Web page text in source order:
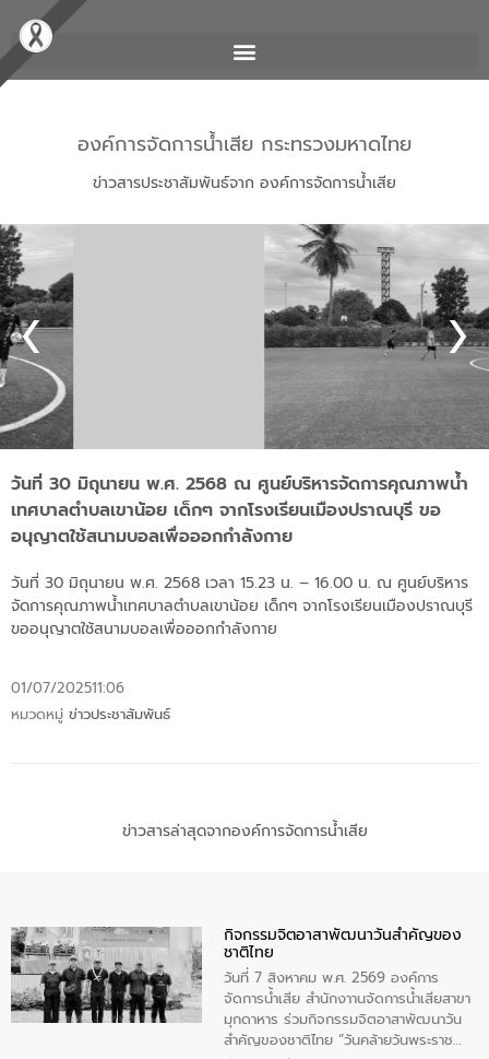
องค์การจัดการน้ำเสีย กระทรวงมหาดไทย
ข่าวสารประชาสัมพันธ์จาก องค์การจัดการน้ำเสีย
วันที่ 30 มิถุนายน พ.ศ. 2568 ณ ศูนย์บริหารจัดการคุณภาพน้ำ
เทศบาลตำบลเขาน้อย เด็กๆ จากโรงเรียนเมืองปราณบุรี ขอ
อนุญาตใช้สนามบอลเพื่อออกกำลังกาย
วันที่ 30 มิถุนายน พ.ศ. 2568 เวลา 15.23 น. – 16.00 น. ณ ศูนย์บริหาร
จัดการคุณภาพน้ำเทศบาลตำบลเขาน้อย เด็กๆ จากโรงเรียนเมืองปราณบุรี
ขออนุญาตใช้สนามบอลเพื่อออกกำลังกาย
01/07/202511:06
หมวดหมู่ ข่าวประชาสัมพันธ์
ข่าวสารล่าสุดจากองค์การจัดการน้ำเสีย
กิจกรรมจิตอาสาพัฒนาวันสําคัญของ
ชาติไทย
วันที่ 7 สิงหาคม พ.ศ. 2569 องค์การ
จัดการน้ำเสีย สำนักงาานจัดการน้ำเสียสาขา
มุกดาหาร ร่วมกิจกรรมจิตอาสาพัฒนาวัน
สําคัญของชาติไทย “วันคล้ายวันพระราช